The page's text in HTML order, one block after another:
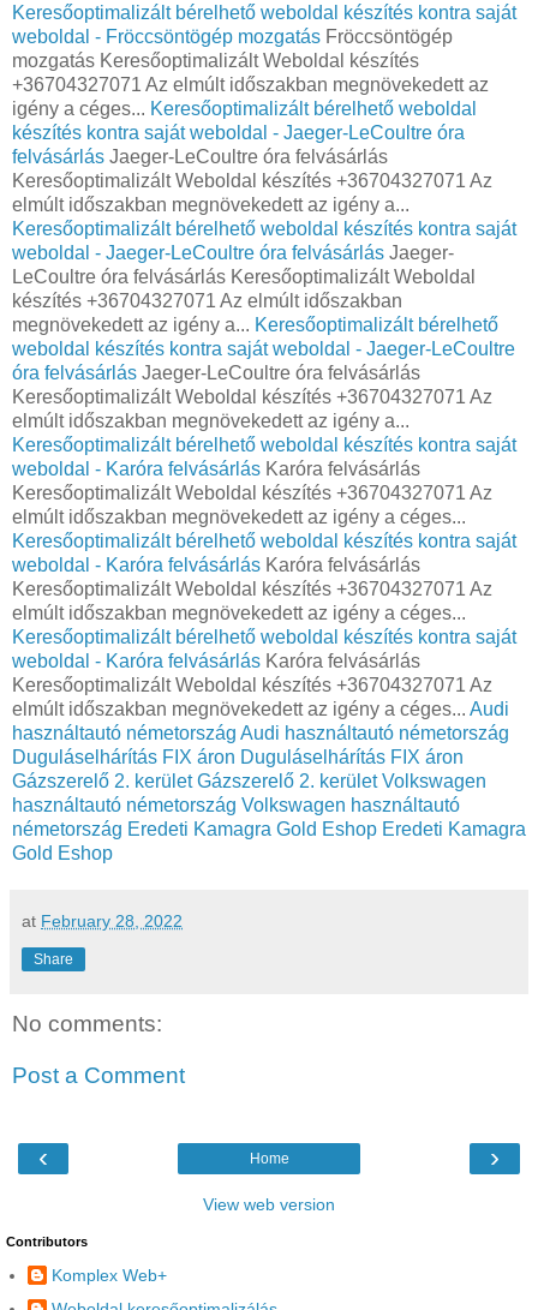
Keresőoptimalizált bérelhető weboldal készítés kontra saját
weboldal - Fröccsöntögép mozgatás Fröccsöntögép
mozgatás Keresőoptimalizált Weboldal készítés
+36704327071 Az elmúlt időszakban megnövekedett az
igény a céges... Keresőoptimalizált bérelhető weboldal
készítés kontra saját weboldal - Jaeger-LeCoultre óra
felvásárlás Jaeger-LeCoultre óra felvásárlás
Keresőoptimalizált Weboldal készítés +36704327071 Az
elmúlt időszakban megnövekedett az igény a...
Keresőoptimalizált bérelhető weboldal készítés kontra saját
weboldal - Jaeger-LeCoultre óra felvásárlás Jaeger-
LeCoultre óra felvásárlás Keresőoptimalizált Weboldal
készítés +36704327071 Az elmúlt időszakban
megnövekedett az igény a... Keresőoptimalizált bérelhető
weboldal készítés kontra saját weboldal - Jaeger-LeCoultre
óra felvásárlás Jaeger-LeCoultre óra felvásárlás
Keresőoptimalizált Weboldal készítés +36704327071 Az
elmúlt időszakban megnövekedett az igény a...
Keresőoptimalizált bérelhető weboldal készítés kontra saját
weboldal - Karóra felvásárlás Karóra felvásárlás
Keresőoptimalizált Weboldal készítés +36704327071 Az
elmúlt időszakban megnövekedett az igény a céges...
Keresőoptimalizált bérelhető weboldal készítés kontra saját
weboldal - Karóra felvásárlás Karóra felvásárlás
Keresőoptimalizált Weboldal készítés +36704327071 Az
elmúlt időszakban megnövekedett az igény a céges...
Keresőoptimalizált bérelhető weboldal készítés kontra saját
weboldal - Karóra felvásárlás Karóra felvásárlás
Keresőoptimalizált Weboldal készítés +36704327071 Az
elmúlt időszakban megnövekedett az igény a céges... Audi
használtautó németország Audi használtautó németország
Duguláselhárítás FIX áron Duguláselhárítás FIX áron
Gázszerelő 2. kerület Gázszerelő 2. kerület Volkswagen
használtautó németország Volkswagen használtautó
németország Eredeti Kamagra Gold Eshop Eredeti Kamagra
Gold Eshop
at February 28, 2022
Share
No comments:
Post a Comment
‹ ›
Home
View web version
Contributors
Komplex Web+